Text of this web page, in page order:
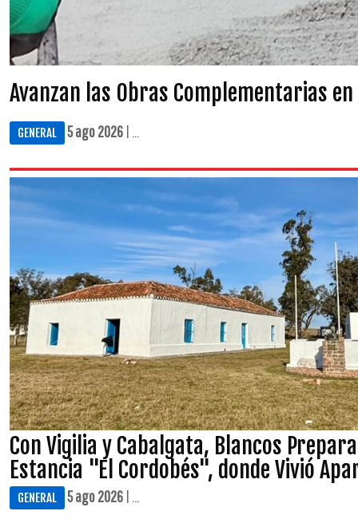
Avanzan las Obras Complementarias en
GENERAL 5 ago 2026 | ...
Con Vigilia y Cabalgata, Blancos
Estancia "El Cordobés", donde Vivió
GENERAL 5 ago 2026 | ...